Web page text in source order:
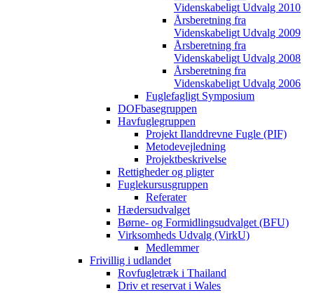
Videnskabeligt Udvalg 2010
Årsberetning fra
Videnskabeligt Udvalg 2009
Årsberetning fra
Videnskabeligt Udvalg 2008
Årsberetning fra
Videnskabeligt Udvalg 2006
Fuglefagligt Symposium
DOFbasegruppen
Havfuglegruppen
Projekt Ilanddrevne Fugle (PIF)
Metodevejledning
Projektbeskrivelse
Rettigheder og pligter
Fuglekursusgruppen
Referater
Hædersudvalget
Børne- og Formidlingsudvalget (BFU)
Virksomheds Udvalg (VirkU)
Medlemmer
Frivillig i udlandet
Rovfugletræk i Thailand
Driv et reservat i Wales